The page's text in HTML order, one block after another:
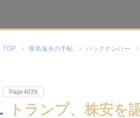
TOP 豊島逸夫の手帖 バックナンバー
Page4039
トランプ、株安を